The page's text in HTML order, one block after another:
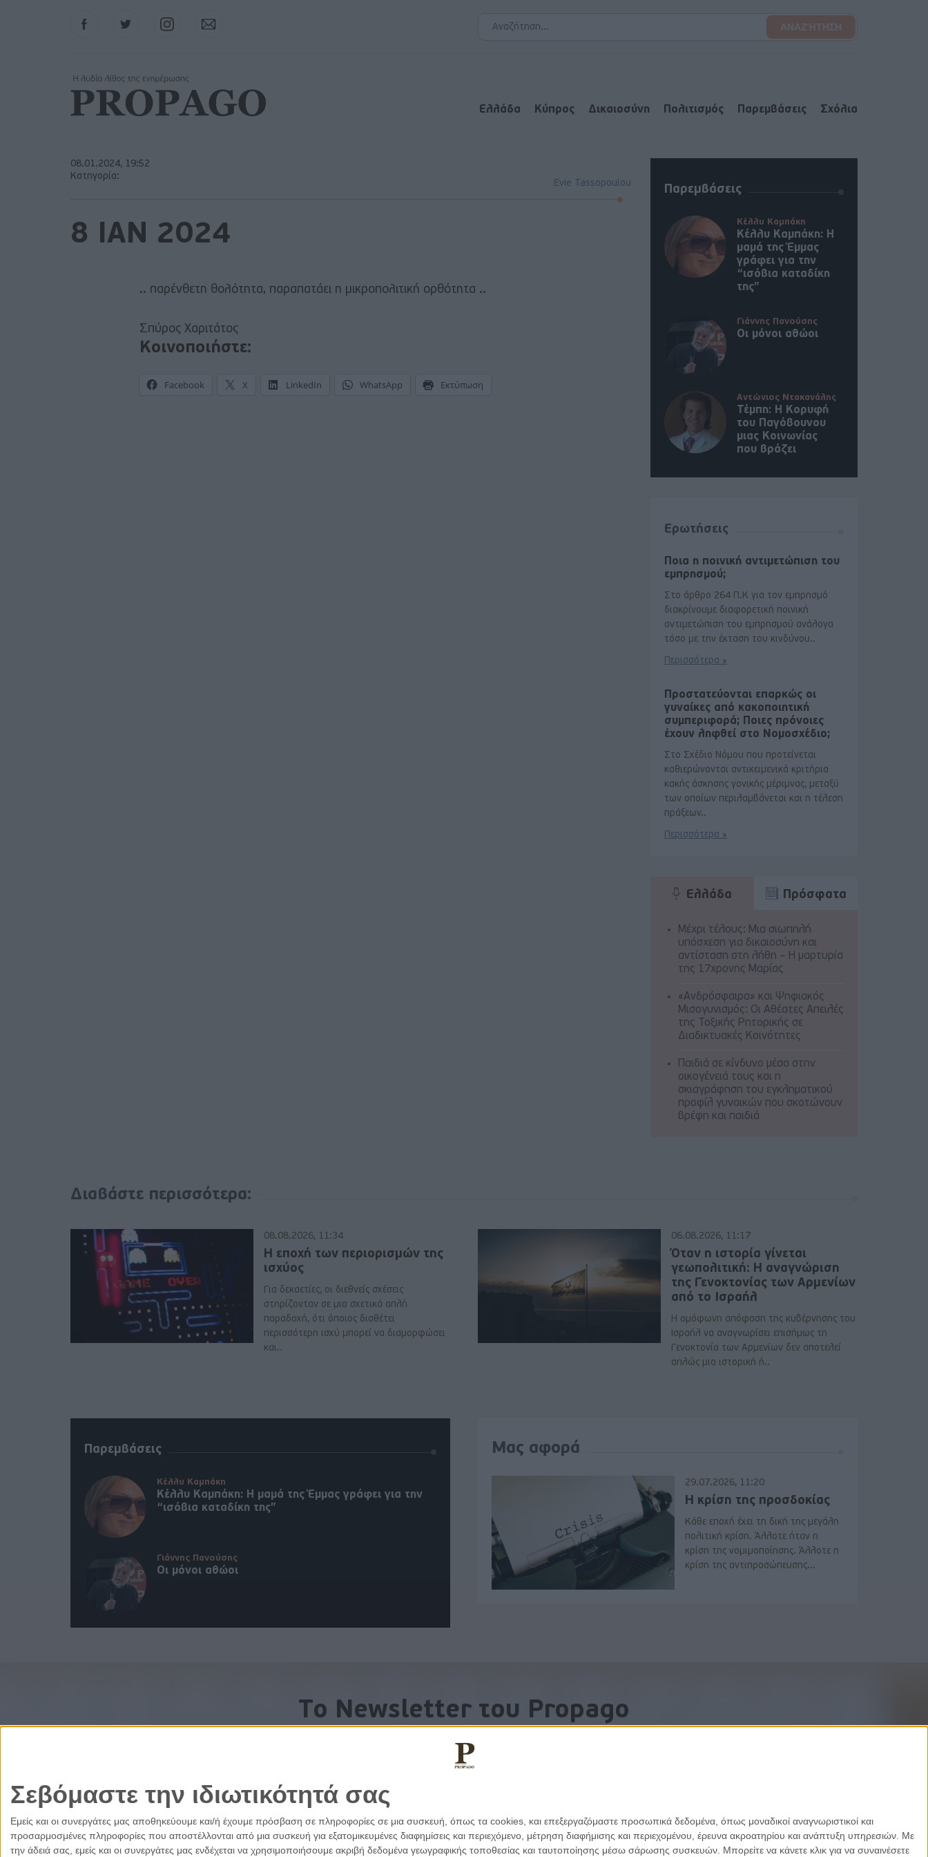
Σεβόμαστε την ιδιωτικότητά σας
Εμείς και οι συνεργάτες μας αποθηκεύουμε και/ή έχουμε πρόσβαση σε πληροφορίες σε μια συσκευή, όπως τα cookies, και επεξεργαζόμαστε προσωπικά δεδομένα, όπως μοναδικοί αναγνωριστικοί και
προσαρμοσμένες πληροφορίες που αποστέλλονται από μια συσκευή για εξατομικευμένες διαφημίσεις και περιεχόμενο, μέτρηση διαφήμισης και περιεχομένου, έρευνα ακροατηρίου και ανάπτυξη υπηρεσιών. Με
την άδειά σας, εμείς και οι συνεργάτες μας ενδέχεται να χρησιμοποιήσουμε ακριβή δεδομένα γεωγραφικής τοποθεσίας και ταυτοποίησης μέσω σάρωσης συσκευών. Μπορείτε να κάνετε κλικ για να συναινέσετε
FacebookTwitter InstagramContact
Ελλάδα Κύπρος Δικαιοσύνη Πολιτισμός Παρεμβάσεις Σχόλια
08.01.2024, 19:52
Κατηγορία:
Evie Tassopoulou
8 ΙΑΝ 2024
.. παρένθετη θολότητα, παραπατάει η μικροπολιτική ορθότητα ..
Σπύρος Χαριτάτος
Κοινοποιήστε:
Facebook X LinkedIn WhatsApp Εκτύπωση
Παρεμβάσεις
Κέλλυ Καμπάκη
Κέλλυ Καμπάκη: Η
μαμά της Έμμας
γράφει για την
“ισόβια καταδίκη
της”
Γιάννης Πανούσης
Οι μόνοι αθώοι
Αντώνιος Ντακανάλης
Τέμπη: Η Κορυφή
του Παγόβουνου
μιας Κοινωνίας
που βράζει
Ερωτήσεις
Ποια η ποινική αντιμετώπιση του
εμπρησμού;
Στο άρθρο 264 Π.Κ για τον εμπρησμό
διακρίνουμε διαφορετική ποινική
αντιμετώπιση του εμπρησμού ανάλογα
τόσο με την έκταση του κινδύνου..
Περισσότερα »
Προστατεύονται επαρκώς οι
γυναίκες από κακοποιητική
συμπεριφορά; Ποιες πρόνοιες
έχουν ληφθεί στο Νομοσχέδιο;
Στο Σχέδιο Νόμου που προτείνεται
καθιερώνονται αντικειμενικά κριτήρια
κακής άσκησης γονικής μέριμνας, μεταξύ
των οποίων περιλαμβάνεται και η τέλεση
πράξεων..
Περισσότερα »
Ελλάδα Πρόσφατα
Μέχρι τέλους: Μια σιωπηλή
υπόσχεση για δικαιοσύνη και
αντίσταση στη λήθη – Η μαρτυρία
της 17χρονης Μαρίας
«Ανδρόσφαιρα» και Ψηφιακός
Μισογυνισμός: Οι Αθέατες Απειλές
της Τοξικής Ρητορικής σε
Διαδικτυακές Κοινότητες
Παιδιά σε κίνδυνο μέσα στην
οικογένειά τους και η
σκιαγράφηση του εγκληματικού
προφίλ γυναικών που σκοτώνουν
βρέφη και παιδιά
Διαβάστε περισσότερα:
08.08.2026, 11:34
Η εποχή των περιορισμών της
ισχύος
Για δεκαετίες, οι διεθνείς σχέσεις
στηρίζονταν σε μια σχετικά απλή
παραδοχή, ότι όποιος διαθέτει
περισσότερη ισχύ μπορεί να διαμορφώσει
και..
06.08.2026, 11:17
Όταν η ιστορία γίνεται
γεωπολιτική: Η αναγνώριση
της Γενοκτονίας των Αρμενίων
από το Ισραήλ
Η ομόφωνη απόφαση της κυβέρνησης του
Ισραήλ να αναγνωρίσει επισήμως τη
Γενοκτονία των Αρμενίων δεν αποτελεί
απλώς μια ιστορική ή..
Παρεμβάσεις
Κέλλυ Καμπάκη
Κέλλυ Καμπάκη: Η μαμά της Έμμας γράφει για την
“ισόβια καταδίκη της”
Γιάννης Πανούσης
Οι μόνοι αθώοι
Μας αφορά
29.07.2026, 11:20
Η κρίση της προσδοκίας
Κάθε εποχή έχει τη δική της μεγάλη
πολιτική κρίση. Άλλοτε ήταν η
κρίση της νομιμοποίησης. Άλλοτε η
κρίση της αντιπροσώπευσης...
To Newsletter του Propago
Λάβετε την ανάλυση της ημέρας στο email σας